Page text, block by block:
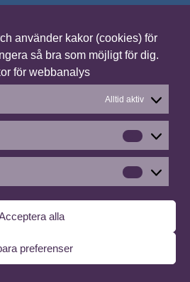
använder kakor (cookies) för
så bra som möjligt för dig.
för webbanalys
Alltid aktiv
Statistik
alla
preferenser
∙ Hantera medgivande